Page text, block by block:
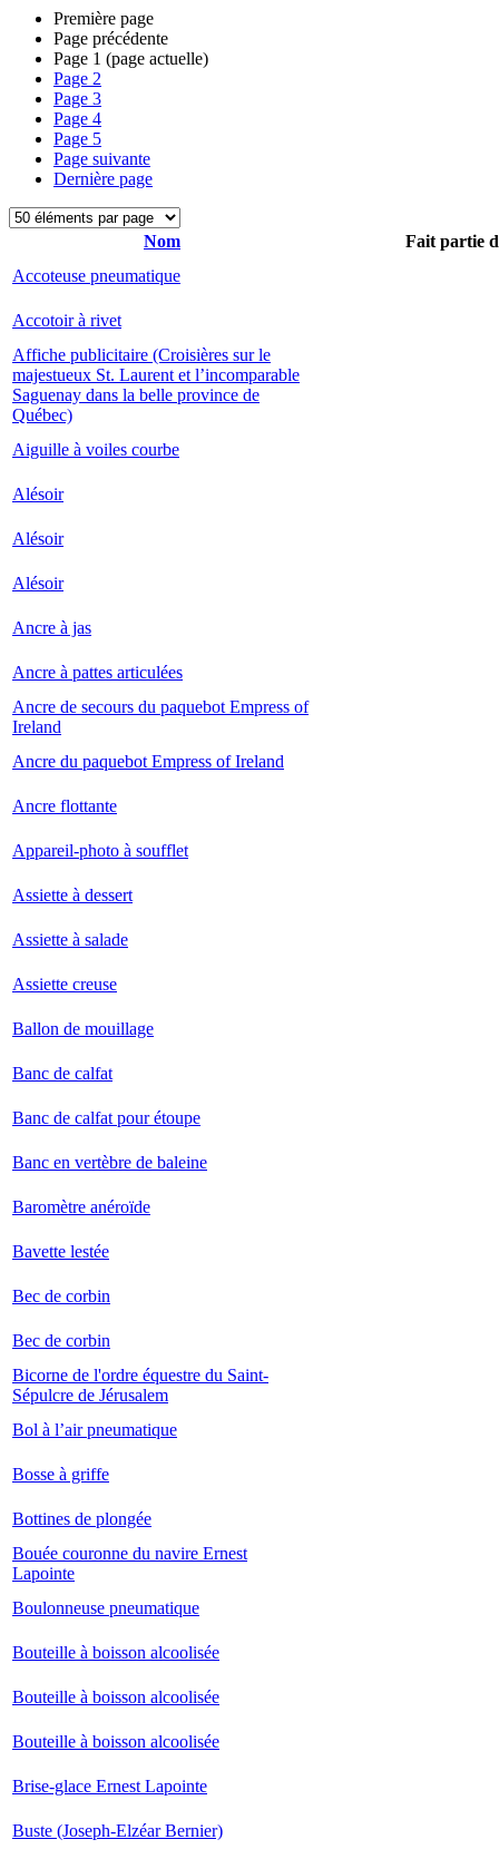
Première page
Page précédente
Page 1 (page actuelle)
Page 2
Page 3
Page 4
Page 5
Page suivante
Dernière page
Nom
Fait partie
Accoteuse pneumatique
Accotoir à rivet
Affiche publicitaire (Croisières sur le
majestueux St. Laurent et l’incomparable
Saguenay dans la belle province de
Québec)
Aiguille à voiles courbe
Alésoir
Alésoir
Alésoir
Ancre à jas
Ancre à pattes articulées
Ancre de secours du paquebot Empress of
Ireland
Ancre du paquebot Empress of Ireland
Ancre flottante
Appareil-photo à soufflet
Assiette à dessert
Assiette à salade
Assiette creuse
Ballon de mouillage
Banc de calfat
Banc de calfat pour étoupe
Banc en vertèbre de baleine
Baromètre anéroïde
Bavette lestée
Bec de corbin
Bec de corbin
Bicorne de l'ordre équestre du Saint-
Sépulcre de Jérusalem
Bol à l’air pneumatique
Bosse à griffe
Bottines de plongée
Bouée couronne du navire Ernest
Lapointe
Boulonneuse pneumatique
Bouteille à boisson alcoolisée
Bouteille à boisson alcoolisée
Bouteille à boisson alcoolisée
Brise-glace Ernest Lapointe
Buste (Joseph-Elzéar Bernier)